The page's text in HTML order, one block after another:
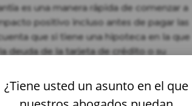
es una manera rápida de comenzar a
positivo incluso antes de pagar las
que si tiene una hipoteca en la que
deuda de la tarjeta de crédito o su
que las tarjetas de crédito. Esto se
hipoteca puede ejecutar un juicio
tarjetas de crédito, el cual deberá
¿Tiene usted un asunto en el que